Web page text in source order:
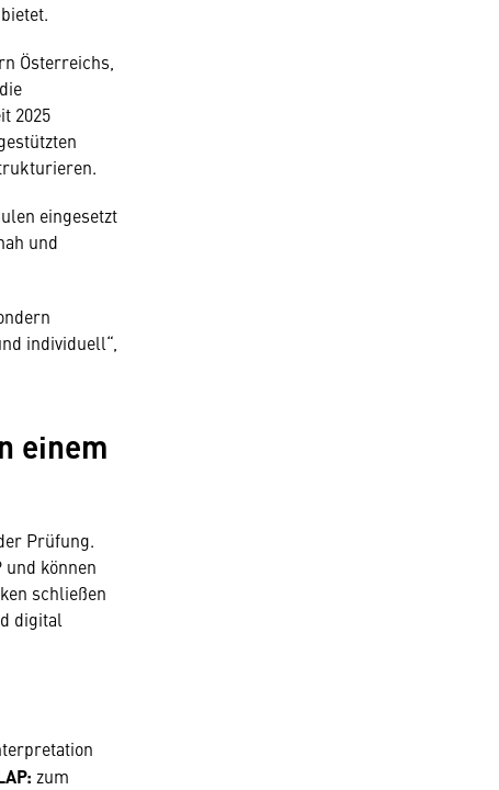
Österreichs,
2025
eingesetzt
und
individuell“,
einem
Prüfung.
können
schließen
digital
zum